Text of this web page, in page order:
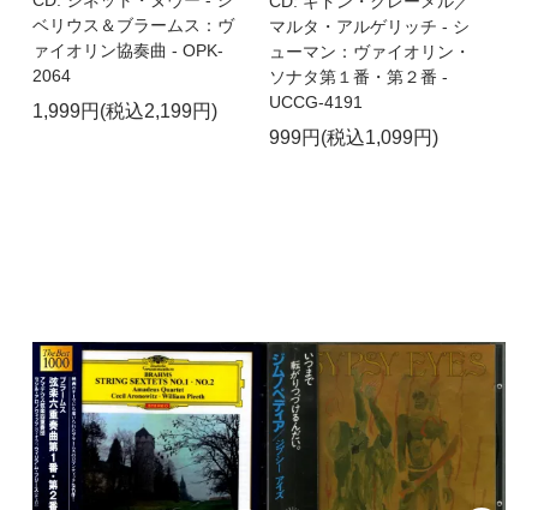
ベリウス＆ブラームス：ヴ
ァイオリン協奏曲 - OPK-
2064
1,999円(税込2,199円)
マルタ・アルゲリッチ - シ
ューマン：ヴァイオリン・
ソナタ第１番・第２番 -
UCCG-4191
999円(税込1,099円)